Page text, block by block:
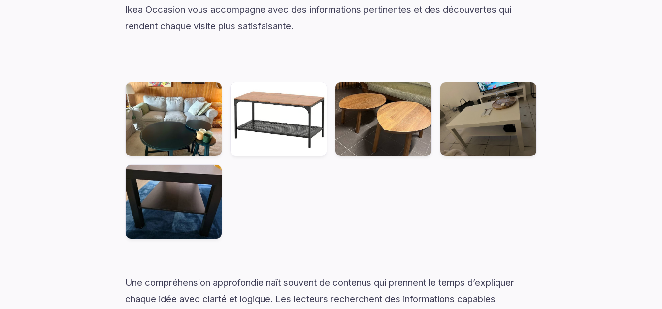
Ikea Occasion vous accompagne avec des informations pertinentes et des découvertes qui
rendent chaque visite plus satisfaisante.
Une compréhension approfondie naît souvent de contenus qui prennent le temps d’expliquer
chaque idée avec clarté et logique. Les lecteurs recherchent des informations capables